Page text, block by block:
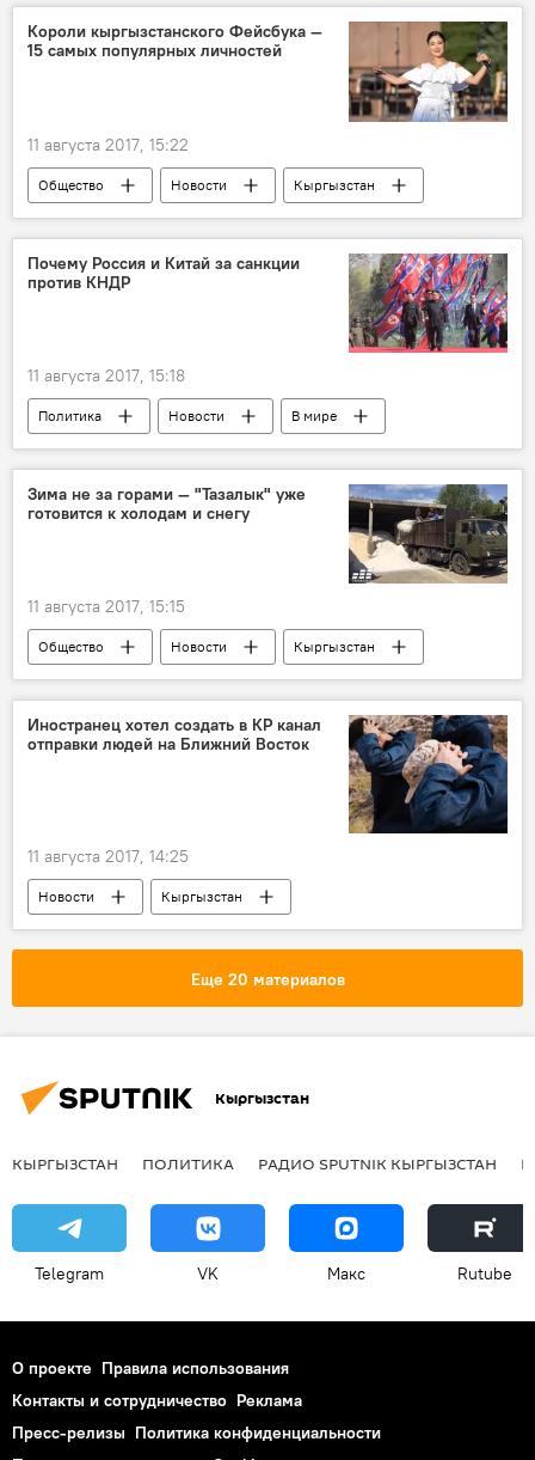
Афиша
досуг
куда сходить
что посмотреть
Афиша выходных в Бишкеке
Короли кыргызстанского Фейсбука —
15 самых популярных личностей
11 августа 2017, 15:22
Общество Новости
Кыргызстан
Культура
Валентина Шевченко
Чубак ажы Жалилов
Анжелика Кайратова
Facebook
Почему Россия и Китай за санкции
против КНДР
11 августа 2017, 15:18
Политика Новости
В мире
Аналитика
Китай
КНДР
ООН
санкции
ядерное оружие
Россия
Зима не за горами — "Тазалык" уже
готовится к холодам и снегу
11 августа 2017, 15:15
Общество Новости
Кыргызстан
Бишкек
МП "Тазалык" материал
Иностранец хотел создать в КР канал
отправки людей на Ближний Восток
11 августа 2017, 14:25
Новости
Кыргызстан
Происшествия
ГКНБ
террорист
Еще 20 материалов
Кыргызстан
КЫРГЫЗСТАН ПОЛИТИКА РАДИО SPUTNIK КЫРГЫЗСТАН
Telegram VK Макс Rutube
О проекте Правила использования
Контакты и сотрудничество Реклама
Пресс-релизы Политика конфиденциальности